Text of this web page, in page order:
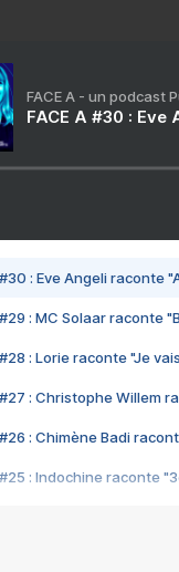
FACE A - un podcast
FACE A #30 :
#30 : Eve Angeli raconte
#29 : MC Solaar raconte
#28 : Lorie raconte "Je
#27 : Christophe Willem
#26 : Chimène Badi
#25 : Indochine raconte